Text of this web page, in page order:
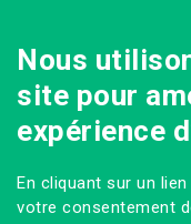
Nous
site pour
expérience
En cliquant sur un
votre consentement